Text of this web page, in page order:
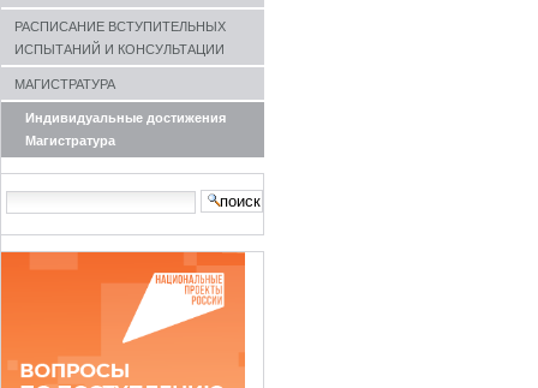
РАСПИСАНИЕ ВСТУПИТЕЛЬНЫХ
ИСПЫТАНИЙ И КОНСУЛЬТАЦИИ
МАГИСТРАТУРА
Индивидуальные достижения
Магистратура
search…